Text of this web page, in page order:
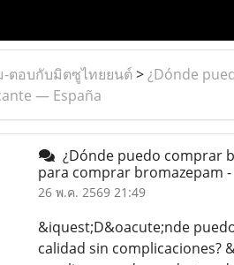
-ตอบกับมิตซูไทยยนต์ >¿Dónde
— España
¿Dónde puedo comprar
para comprar bromazepam
26 พ.ค. 2569 21:49
&iquest;D&oacute;nde
calidad sin complicaciones?